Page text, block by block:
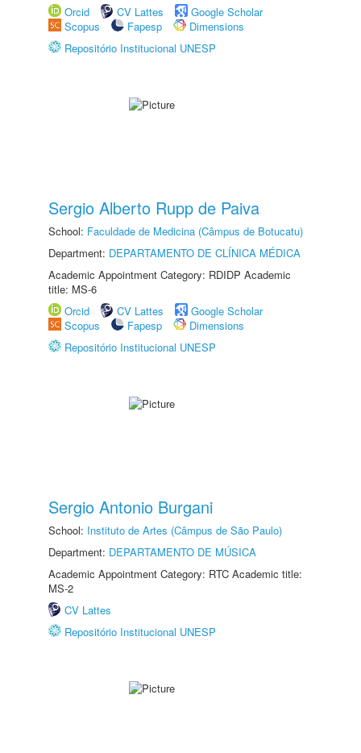
Orcid
CV Lattes
Google Scholar
Scopus
Fapesp
Dimensions
Repositório Institucional UNESP
Sergio Alberto Rupp de Paiva
School: Faculdade de Medicina (Câmpus de Botucatu)
Department: DEPARTAMENTO DE CLÍNICA MÉDICA
Academic Appointment Category: RDIDP Academic
title: MS-6
Orcid
CV Lattes
Google Scholar
Scopus
Fapesp
Dimensions
Repositório Institucional UNESP
Sergio Antonio Burgani
School: Instituto de Artes (Câmpus de São Paulo)
Department: DEPARTAMENTO DE MÚSICA
Academic Appointment Category: RTC Academic title:
MS-2
CV Lattes
Repositório Institucional UNESP